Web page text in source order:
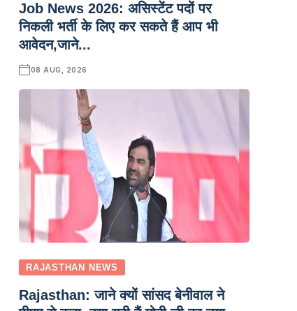
Job News 2026: असिस्टेंट पदों पर
निकली भर्ती के लिए कर सकते हैं आप भी
आवेदन,जाने...
08 AUG, 2026
RAJASTHAN NEWS
Rajasthan: जाने क्यों सांसद बेनीवाल ने